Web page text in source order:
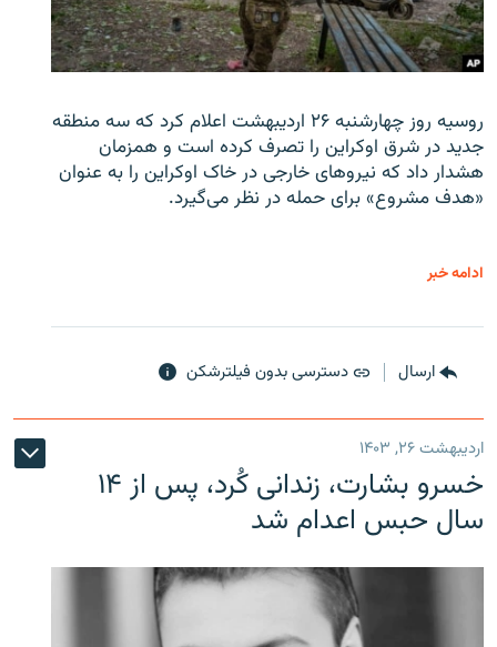
روسیه روز چهارشنبه ۲۶ اردیبهشت اعلام کرد که سه منطقه
جدید در شرق اوکراین را تصرف کرده است و همزمان
هشدار داد که نیروهای خارجی در خاک اوکراین را به عنوان
«هدف مشروع» برای حمله در نظر می‌گیرد.
ادامه خبر
ارسال دسترسی بدون فیلترشکن
اردیبهشت ۲۶, ۱۴۰۳
خسرو بشارت، زندانی کُرد، پس از ۱۴
سال حبس اعدام شد